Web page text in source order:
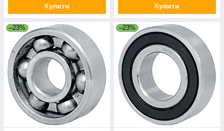
Купити Купити
–23% –23%